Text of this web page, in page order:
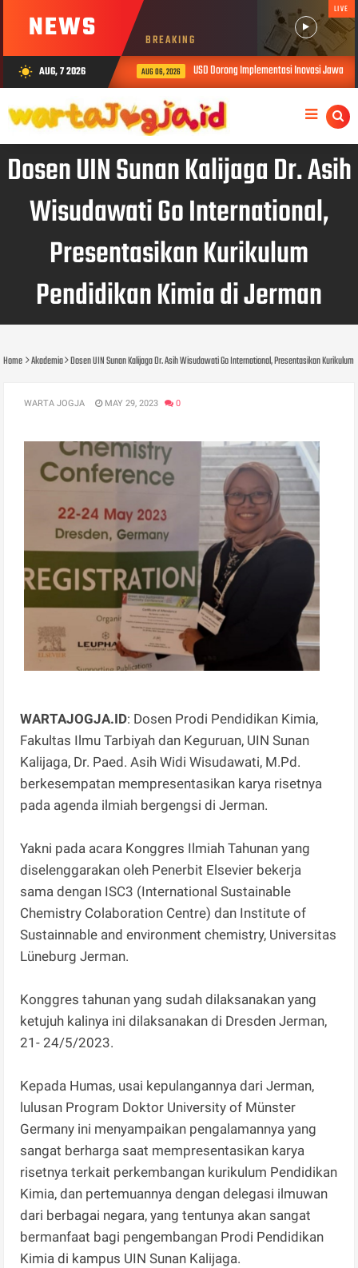
NEWS BREAKING
LIVE
wb_sunny AUG, 7 2026 AUG 06, 2026 USD Dorong Implementasi Inovasi Jawalens
Dosen UIN Sunan Kalijaga Dr. Asih
Wisudawati Go International,
Presentasikan Kurikulum
Pendidikan Kimia di Jerman
Home Akademia Dosen UIN Sunan Kalijaga Dr. Asih Wisudawati Go International, Presentasikan
WARTA JOGJA MAY 29, 2023 0
WARTAJOGJA.ID: Dosen Prodi Pendidikan Kimia,
Fakultas Ilmu Tarbiyah dan Keguruan, UIN Sunan
Kalijaga, Dr. Paed. Asih Widi Wisudawati, M.Pd.
berkesempatan mempresentasikan karya risetnya
pada agenda ilmiah bergengsi di Jerman.
Yakni pada acara Konggres Ilmiah Tahunan yang
diselenggarakan oleh Penerbit Elsevier bekerja
sama dengan ISC3 (International Sustainable
Chemistry Colaboration Centre) dan Institute of
Sustainnable and environment chemistry, Universitas
Lüneburg Jerman.
Konggres tahunan yang sudah dilaksanakan yang
ketujuh kalinya ini dilaksanakan di Dresden Jerman,
21- 24/5/2023.
Kepada Humas, usai kepulangannya dari Jerman,
lulusan Program Doktor University of Münster
Germany ini menyampaikan pengalamannya yang
sangat berharga saat mempresentasikan karya
risetnya terkait perkembangan kurikulum Pendidikan
Kimia, dan pertemuannya dengan delegasi ilmuwan
dari berbagai negara, yang tentunya akan sangat
bermanfaat bagi pengembangan Prodi Pendidikan
Kimia di kampus UIN Sunan Kalijaga.